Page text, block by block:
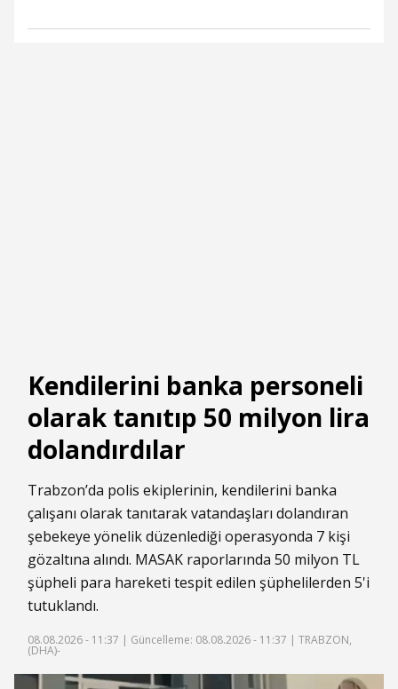
Kendilerini banka personeli
olarak tanıtıp 50 milyon lira
dolandırdılar
Trabzon’da polis ekiplerinin, kendilerini banka
çalışanı olarak tanıtarak vatandaşları dolandıran
şebekeye yönelik düzenlediği operasyonda 7 kişi
gözaltına alındı. MASAK raporlarında 50 milyon TL
şüpheli para hareketi tespit edilen şüphelilerden 5'i
tutuklandı.
08.08.2026 - 11:37 | Güncelleme: 08.08.2026 - 11:37 | TRABZON,
(DHA)-